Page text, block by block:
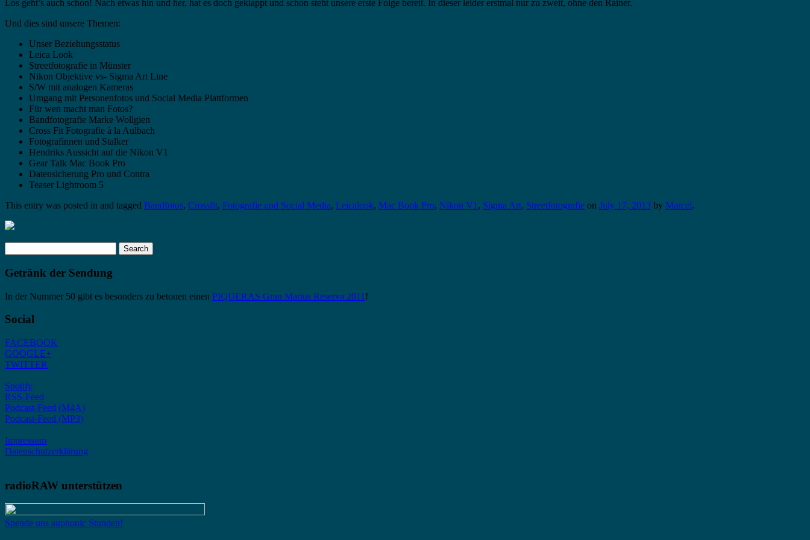
Los geht’s auch schon! Nach etwas hin und her, hat es doch geklappt und schon steht unsere erste Folge bereit. In dieser leider erstmal nur zu zweit, ohne den Rainer.
Und dies sind unsere Themen:
Unser Beziehungsstatus
Leica Look
Streetfotografie in Münster
Nikon Objektive vs- Sigma Art Line
S/W mit analogen Kameras
Umgang mit Personenfotos und Social Media Plattformen
Für wen macht man Fotos?
Bandfotografie Marke Wollgien
Cross Fit Fotografie à la Aulbach
Fotografinnen und Stalker
Hendriks Aussicht auf die Nikon V1
Gear Talk Mac Book Pro
Datensicherung Pro und Contra
Teaser Lightroom 5
This entry was posted in and tagged Bandfotos, Crossfit, Fotografie und Social Media, Leicalook, Mac Book Pro, Nikon V1 , Sigma Art, Streetfotografie on July 17, 2013 by Marcel.
for:
Getränk der Sendung
In der Nummer 50 gibt es besonders zu betonen einen PIQUERAS Gran Marius Reserva 2011 !
Social
FACEBOOK
GOOGLE+
TWITTER
Spotify
RSS-Feed
Podcast-Feed (M4A)
Podcast-Feed (MP3)
Impressum
Datenschutzerklärung
radioRAW unterstützen
Spende uns auphonic Stunden!